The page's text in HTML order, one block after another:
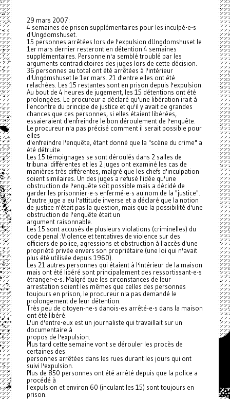
29 mars 2007:
4 semaines de prison supplémentaires pour les inculpé-e-s
d'Ungdomshuset.
15 personnes arrêtées lors de l'expulsion dUngdomshuset le
1er mars dernier resteront en détention 4 semaines
supplémentaires. Personne n'a semblé troublé par les
arguments contradictoires des juges lors de cette décision.
36 personnes au total ont été arrêtées à l'intérieur
d'Ungdmshuset le 1er mars. 21 d'entre elles ont été
relachées. Les 15 restantes sont en prison depuis l'expulsion.
Au bout de 4 heures de jugement, les 15 détentions ont été
prolongées. Le procureur a déclaré qu'une libération irait à
l'encontre du principe de justice et qu'il y avait de grandes
chances que ces personnes, si elles étaient libérées,
essaieraient d'enfreindre le bon déroulement de l'enquête.
Le procureur n'a pas précisé comment il serait possible pour
elles
d'enfreindre l'enquête, étant donné que la "scène du crime" a
été détruite.
Les 15 témoignages se sont déroulés dans 2 salles de
tribunal différentes et les 2 juges ont examiné les cas de
manières très différentes, malgré que les chefs d'inculpation
soient similaires. Un des juges a refusé l'idée qu'une
obstruction de l'enquête soit possible mais a décidé de
garder les prisonnier-e-s enfermé-e-s au nom de la "justice".
L'autre juge a eu l'attitude inverse et a déclaré que la notion
de justice n'était pas la question, mais que la possibilité d'une
obstruction de l'enquête était un
argument raisonnable.
Les 15 sont accusés de plusieurs violations (criminelles) du
code penal :Violence et tentatives de violence sur des
officiers de police, agressions et obstruction à l'accès d'une
propriété privée envers son propriétaire (une loi qui n'avait
plus été utilisée depuis 1960).
Les 21 autres personnes qui étaient à l'intérieur de la maison
mais ont été libéré sont principalement des ressortissant-e-s
étranger-e-s. Malgré que les circonstances de leur
arrestation soient les mêmes que celles des personnes
toujours en prison, le procureur n'a pas demandé le
prolongement de leur détention.
Très peu de citoyen-ne-s danois-es arrêté-e-s dans la maison
ont été libéré.
L'un d'entre-eux est un journaliste qui travaillait sur un
documentaire à
propos de l'expulsion.
Plus tard cette semaine vont se dérouler les procès de
certaines des
personnes arrêtées dans les rues durant les jours qui ont
suivi l'expulsion.
Plus de 850 personnes ont été arrêté depuis que la police a
procédé à
l'expulsion et environ 60 (inculant les 15) sont toujours en
prison.